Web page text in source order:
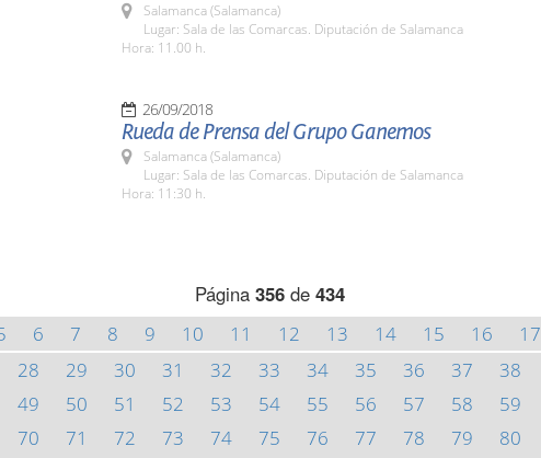
Salamanca (Salamanca)
Lugar: Sala de las Comarcas. Diputación de Salamanca
Hora: 11.00 h.
26/09/2018
Rueda de Prensa del Grupo Ganemos
Salamanca (Salamanca)
Lugar: Sala de las Comarcas. Diputación de Salamanca
Hora: 11:30 h.
Página 356de 434
6 7 8 9 10 11 12 13 14 15 16 17
28 29 30 31 32 33 34 35 36 37 38
49 50 51 52 53 54 55 56 57 58 59
70 71 72 73 74 75 76 77 78 79 80